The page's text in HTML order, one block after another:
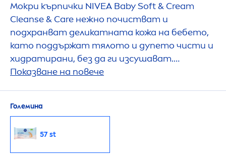
Мокри кърпички NIVEA Baby Soft & Cream
Cleanse & Care нежно почистват и
подхранват деликатната кожа на бебето,
като поддържат тялото и дупето чисти и
хидратирани, без да ги изсушават.
Изработени са от 100% растителни
Показване на повече
Големина
57 st